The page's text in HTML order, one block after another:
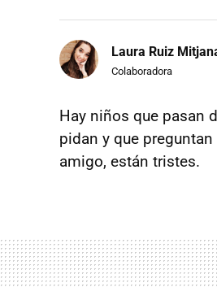
Laura Ruiz
Colaboradora
Hay niños que pasan
pidan y que
amigo, están tristes.